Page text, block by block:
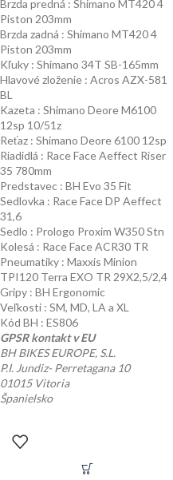
Brzda predná : Shimano MT420 4
Piston 203mm
Brzda zadná : Shimano MT420 4
Piston 203mm
Kľuky : Shimano 34T SB-165mm
Hlavové zloženie : Acros AZX-581
BL
Kazeta : Shimano Deore M6100
12sp 10/51z
Reťaz : Shimano Deore 6100 12sp
Riadidlá : Race Face Aeffect Riser
35 780mm
Predstavec : BH Evo 35 Fit
Sedlovka : Race Face DP Aeffect
31,6
Sedlo : Prologo Proxim W350 Stn
Kolesá : Race Face ACR30 TR
Pneumatiky : Maxxis Minion
TPI120 Terra EXO TR 29X2,5/2,4
Gripy : BH Ergonomic
Veľkosti : SM, MD, LA a XL
Kód BH : ES806
GPSR kontakt v EU
BH BIKES EUROPE, S.L.
P.I. Jundiz- Perretagana 10
01015 Vitoria
Španielsko